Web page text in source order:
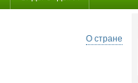
О стране